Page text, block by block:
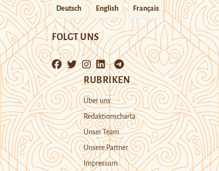
Deutsch English Français
FOLGT UNS
RUBRIKEN
Über uns
Redaktionscharta
Unser Team
Unsere Partner
Impressum